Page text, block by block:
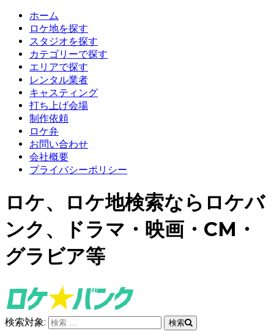
ホーム
ロケ地を探す
スタジオを探す
カテゴリーで探す
エリアで探す
レンタル業者
キャスティング
打ち上げ会場
制作依頼
ロケ弁
お問い合わせ
会社概要
プライバシーポリシー
ロケ、ロケ地検索ならロケバ
ンク、ドラマ・映画・CM・
グラビア等
検索対象: 検索